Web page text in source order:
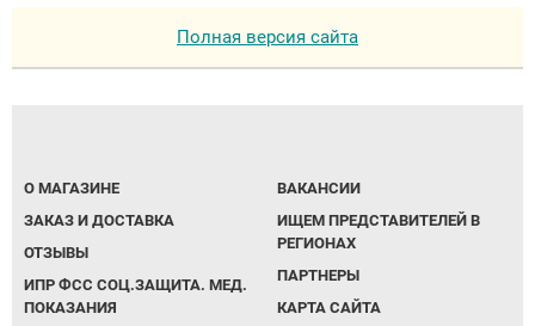
Полная версия сайта
О МАГАЗИНЕ
ЗАКАЗ И ДОСТАВКА
ОТЗЫВЫ
ИПР ФСС СОЦ.ЗАЩИТА. МЕД.
ПОКАЗАНИЯ
ВАКАНСИИ
ИЩЕМ ПРЕДСТАВИТЕЛЕЙ В
РЕГИОНАХ
ПАРТНЕРЫ
КАРТА САЙТА